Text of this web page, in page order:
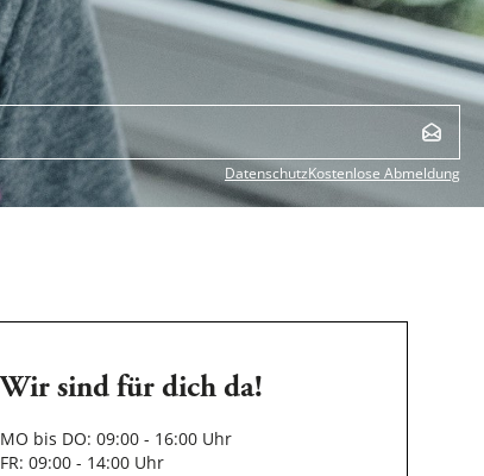
DatenschutzKostenlose Abmeldung
Wir sind für dich da!
MO bis DO: 09:00 - 16:00 Uhr
FR: 09:00 - 14:00 Uhr